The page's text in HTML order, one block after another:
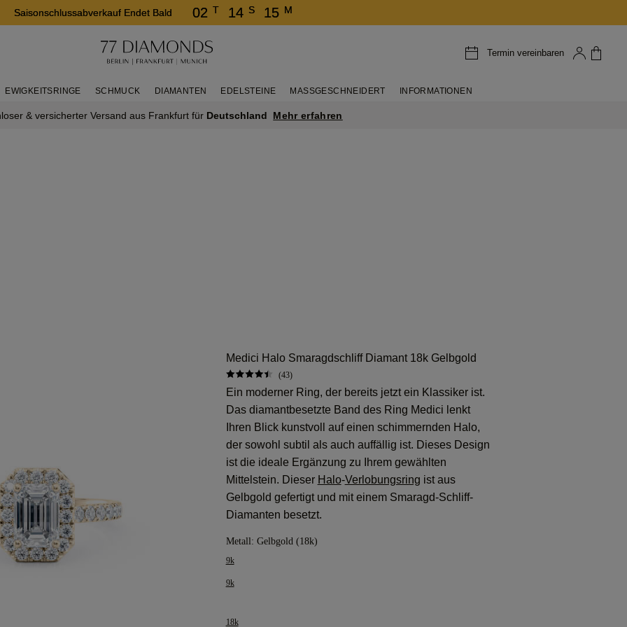
Saisonschlussabverkauf Endet Bald 02 T 14 S 15 M
Termin vereinbaren
EWIGKEITSRINGE SCHMUCK DIAMANTEN EDELSTEINE MASSGESCHNEIDERT INFORMATIONEN
& versicherter Versand aus Frankfurt für Deutschland Mehr erfahren
Medici Halo Smaragdschliff Diamant 18k Gelbgold
(43)
Ein moderner Ring, der bereits jetzt ein Klassiker ist.
Das diamantbesetzte Band des Ring Medici lenkt
Ihren Blick kunstvoll auf einen schimmernden Halo,
der sowohl subtil als auch auffällig ist. Dieses Design
ist die ideale Ergänzung zu Ihrem gewählten
Mittelstein. Dieser Halo-Verlobungsring ist aus
Gelbgold gefertigt und mit einem Smaragd-Schliff-
Diamanten besetzt.
Metall: Gelbgold (18k)
9k
9k
18k